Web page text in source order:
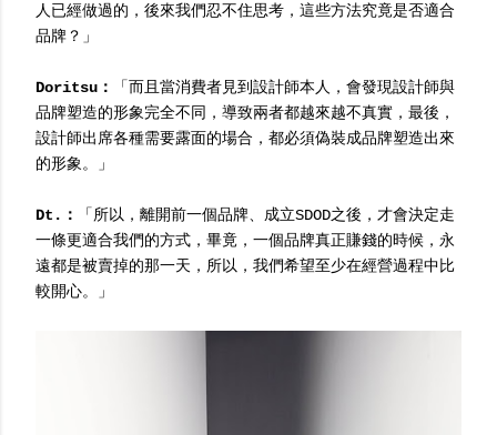
人已經做過的，後來我們忍不住思考，這些方法究竟是否適合
品牌？」
Doritsu：
「而且當消費者見到設計師本人，會發現設計師與
品牌塑造的形象完全不同，導致兩者都越來越不真實，最後，
設計師出席各種需要露面的場合，都必須偽裝成品牌塑造出來
的形象。」
Dt.：
「所以，離開前一個品牌、成立SDOD之後，才會決定走
一條更適合我們的方式，畢竟，一個品牌真正賺錢的時候，永
遠都是被賣掉的那一天，所以，我們希望至少在經營過程中比
較開心。」